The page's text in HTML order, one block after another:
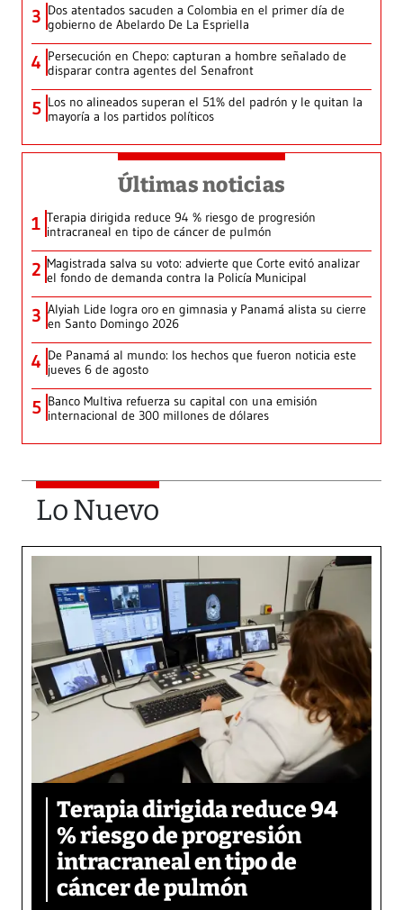
3 Dos atentados sacuden a Colombia en el primer día de
gobierno de Abelardo De La Espriella
4 Persecución en Chepo: capturan a hombre señalado de
disparar contra agentes del Senafront
5 Los no alineados superan el 51% del padrón y le quitan la
mayoría a los partidos políticos
Últimas noticias
1 Terapia dirigida reduce 94 % riesgo de progresión
intracraneal en tipo de cáncer de pulmón
2 Magistrada salva su voto: advierte que Corte evitó analizar
el fondo de demanda contra la Policía Municipal
3 Alyiah Lide logra oro en gimnasia y Panamá alista su cierre
en Santo Domingo 2026
4 De Panamá al mundo: los hechos que fueron noticia este
jueves 6 de agosto
5 Banco Multiva refuerza su capital con una emisión
internacional de 300 millones de dólares
Lo Nuevo
Terapia dirigida reduce 94
% riesgo de progresión
intracraneal en tipo de
cáncer de pulmón